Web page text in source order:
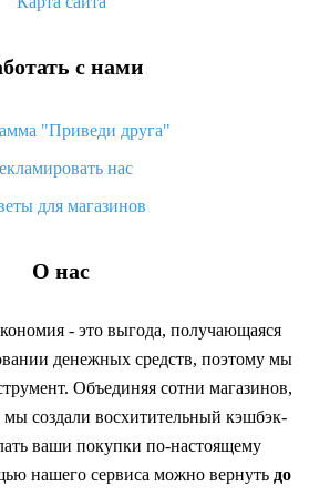
с нами
"Приведи друга"
нас
для магазинов
О нас
- это выгода, получающаяся
денежных средств, поэтому мы
Объединяя сотни магазинов,
создали восхитительный кэшбэк-
ваши покупки по-настоящему
нашего сервиса можно вернуть до